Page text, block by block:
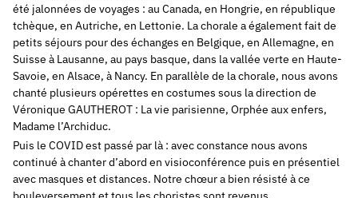
été jalonnées de voyages : au Canada, en Hongrie, en république
tchèque, en Autriche, en Lettonie. La chorale a également fait de
petits séjours pour des échanges en Belgique, en Allemagne, en
Suisse à Lausanne, au pays basque, dans la vallée verte en Haute-
Savoie, en Alsace, à Nancy. En parallèle de la chorale, nous avons
chanté plusieurs opérettes en costumes sous la direction de
Véronique GAUTHEROT : La vie parisienne, Orphée aux enfers,
Madame l’Archiduc.
Puis le COVID est passé par là : avec constance nous avons
continué à chanter d’abord en visioconférence puis en présentiel
avec masques et distances. Notre chœur a bien résisté à ce